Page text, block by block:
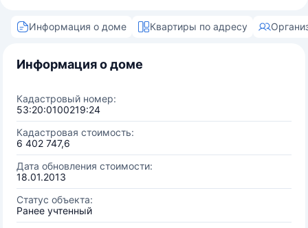
Информация о доме Квартиры по адресу
Информация о доме
Кадастровый номер:
53:20:0100219:24
Кадастровая стоимость:
6 402 747,6
Дата обновления стоимости:
18.01.2013
Статус объекта:
Ранее учтенный